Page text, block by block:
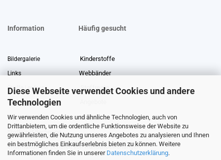
Diese Webseite verwendet Cookies und andere
Technologien
Wir verwenden Cookies und ähnliche Technologien, auch von
Drittanbietern, um die ordentliche Funktionsweise der Website zu
gewährleisten, die Nutzung unseres Angebotes zu analysieren und Ihnen
ein bestmögliches Einkaufserlebnis bieten zu können. Weitere
Informationen finden Sie in unserer Datenschutzerklärung.
Information Häufig gesucht
Bildergalerie Kinderstoffe
Links Webbänder
Stoffe Lexikon Stoffreste
Über uns
Gewerberabatt Meterware
Stoffe auf Rechnung
Information zur Echtheit von Kundenbewertungen